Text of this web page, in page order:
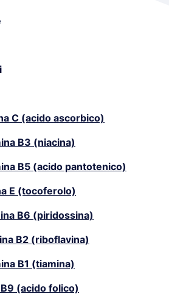
C (acido ascorbico)
B3 (niacina)
B5 (acido pantotenico)
E (tocoferolo)
B6 (piridossina)
B2 (riboflavina)
B1 (tiamina)
(acido folico)